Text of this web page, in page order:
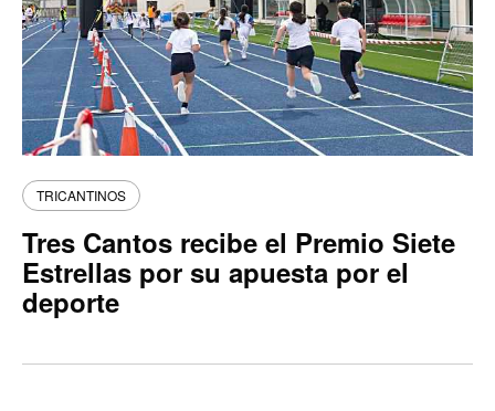
TRICANTINOS
Tres Cantos recibe el Premio Siete
Estrellas por su apuesta por el
deporte